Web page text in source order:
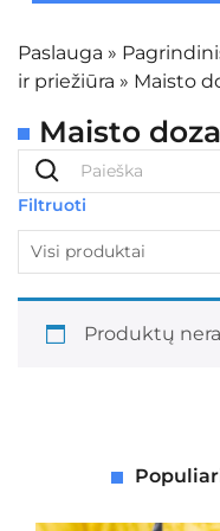
Paslauga »
ir priežiūra » Maisto
Maisto
Filtruoti
Visi produktai
Produktų